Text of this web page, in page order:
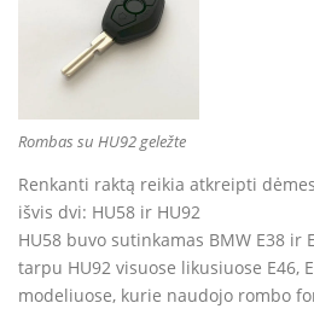
Rombas su HU92 geležte
Renkanti raktą reikia atkreipti
išvis dvi: HU58 ir HU92
HU58 buvo sutinkamas BMW E38 ir
tarpu HU92 visuose likusiuose E46,
modeliuose, kurie naudojo rombo